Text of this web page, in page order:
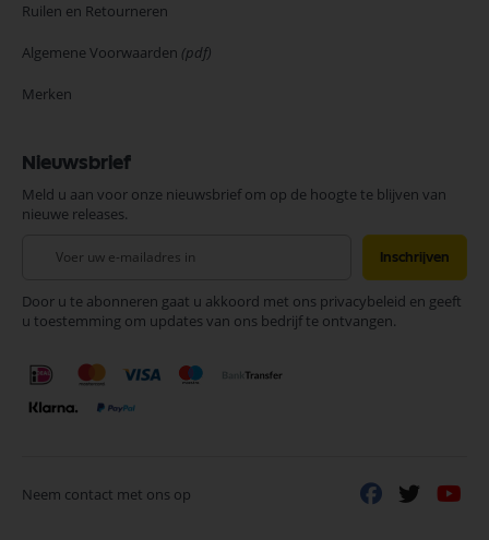
Ruilen en Retourneren
Algemene Voorwaarden (pdf)
Merken
Nieuwsbrief
Meld u aan voor onze nieuwsbrief om op de hoogte te blijven van
nieuwe releases.
onze
nieuwsbrief
Inschrijven
Door u te abonneren gaat u akkoord met ons privacybeleid en geeft
u toestemming om updates van ons bedrijf te ontvangen.
Neem contact met ons op